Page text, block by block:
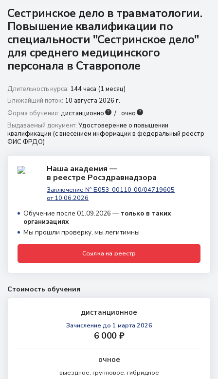
Перейти на портал дистанционного обучения
Сестринское дело в травматологии.
Повышение квалификации по
специальности "Сестринское дело"
для среднего медицинского
персонала в Ставрополе
Длительность курса: 144 часа (1 месяц)
Ближайший поток: 10 августа 2026 г.
Форма обучения: дистанционно ? очно ?
Выдаваемый документ: Удостоверение о повышении
квалификации (с внесением информации в федеральный реестр
ФИС ФРДО)
Наша академия —
в реестре Росздравнадзора
Заключение № Б053-00110-00/04719605
от 10.06.2026
Обучение после 01.09.2026 — только в таких
организациях
Мы прошли проверку, мы легитимны
Ссылка на реестр
Стоимость обучения
дистанционное
Зачисление до 1 марта 2026
6 000 ₽
очное
выездное, групповое, гибридное